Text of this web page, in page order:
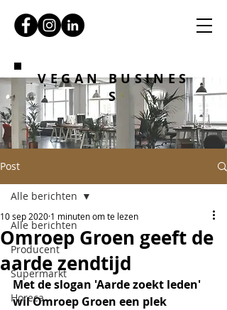
VEGAN BUSINES
S
Post
Alle berichten
Producent
Supermarkt
Horeca
Alle berichten
Omroep Groen geeft de
aarde zendtijd
10 sep 2020 1 minuten om te lezen
Met de slogan 'Aarde zoekt leden'
wil Omroep Groen een plek